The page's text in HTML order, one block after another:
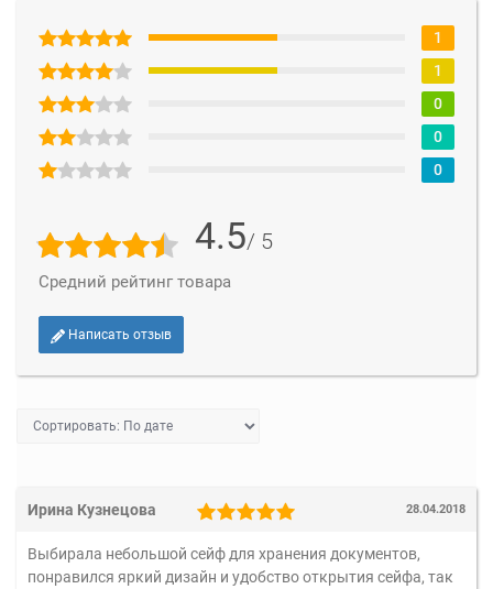
4.5/ 5
Средний рейтинг товара
Написать отзыв
1
1
0
0
0
Ирина Кузнецова 28.04.2018
Выбирала небольшой сейф для хранения документов,
понравился яркий дизайн и удобство открытия сейфа, так